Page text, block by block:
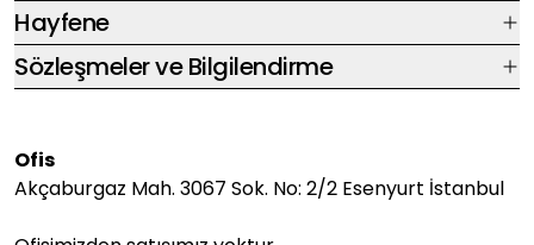
Hayfene
Sözleşmeler ve Bilgilendirme
Ofis
Akçaburgaz Mah. 3067 Sok. No: 2/2 Esenyurt İstanbul